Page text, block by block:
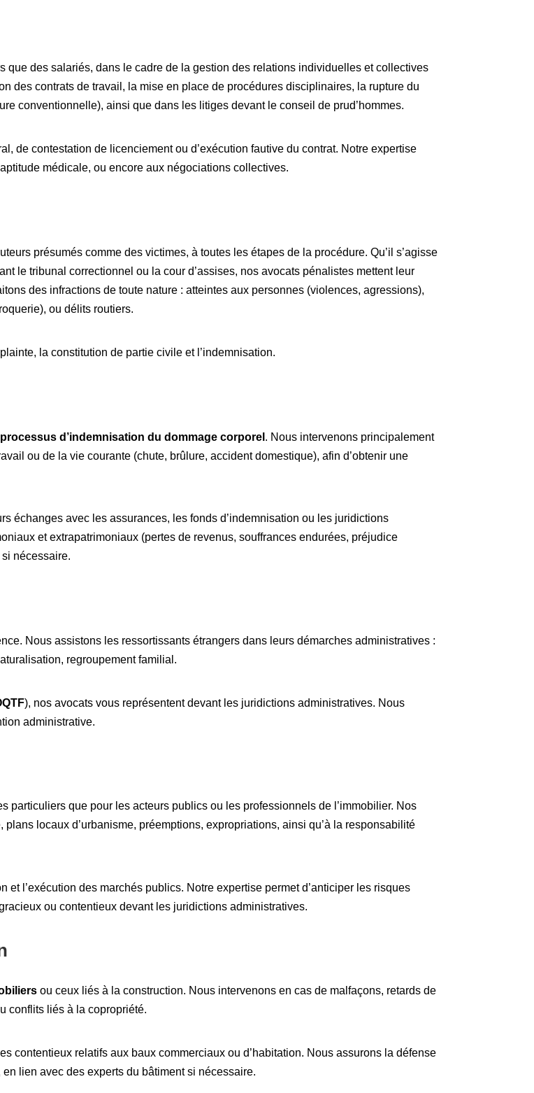
que des salariés, dans le cadre de la gestion des relations individuelles et collectives
des contrats de travail, la mise en place de procédures disciplinaires, la rupture du
conventionnelle), ainsi que dans les litiges devant le conseil de prud’hommes.
de contestation de licenciement ou d’exécution fautive du contrat. Notre expertise
médicale, ou encore aux négociations collectives.
présumés comme des victimes, à toutes les étapes de la procédure. Qu’il s’agisse
le tribunal correctionnel ou la cour d’assises, nos avocats pénalistes mettent leur
des infractions de toute nature : atteintes aux personnes (violences, agressions),
ou délits routiers.
la constitution de partie civile et l’indemnisation.
d’indemnisation du dommage corporel . Nous intervenons principalement
ou de la vie courante (chute, brûlure, accident domestique), afin d’obtenir une
échanges avec les assurances, les fonds d’indemnisation ou les juridictions
et extrapatrimoniaux (pertes de revenus, souffrances endurées, préjudice
nécessaire.
Nous assistons les ressortissants étrangers dans leurs démarches administratives :
regroupement familial.
), nos avocats vous représentent devant les juridictions administratives. Nous
administrative.
particuliers que pour les acteurs publics ou les professionnels de l’immobilier. Nos
locaux d’urbanisme, préemptions, expropriations, ainsi qu’à la responsabilité
et l’exécution des marchés publics. Notre expertise permet d’anticiper les risques
ou contentieux devant les juridictions administratives.
ou ceux liés à la construction. Nous intervenons en cas de malfaçons, retards de
conflits liés à la copropriété.
contentieux relatifs aux baux commerciaux ou d’habitation. Nous assurons la défense
lien avec des experts du bâtiment si nécessaire.